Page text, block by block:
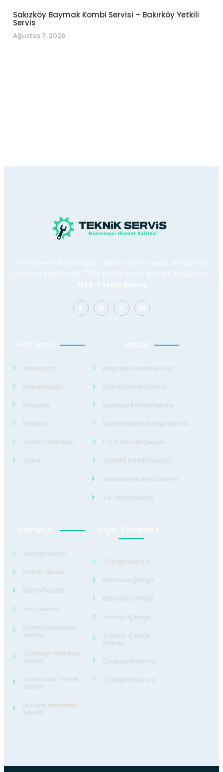
Sakızköy Baymak Kombi Servisi – Bakırköy Yetkili
Servis
Ağustos 7, 2026
Profesyonel Beyaz Eşya Teknik Servisi olarak, arızalarınızı
yerinizde tespit edip 7/24 teknik servis hizmeti sağlıyoruz.
7/24 Teknik Servis
Hızlı Menü
Anasayfa
Hakkımızda
Bölgeler
İletişim
Gizlilik Politikası
Galeri
Marka
Baymak Kombi Servisi
Bosch Kombi Servisi
Buderus Kombi Servisi
Demirdöküm Kombi Servisi
E.C.A Kombi Servisi
Valiant Kombi Servisi
Viessman Kombi Servisi
24 Teknik Servis
Hizmetler
Arçelik Servisi
Kombi Servisi
Klima Servisi
Fırın Servisi
Derin Dondurucu
Servisi
Çamaşır Makinesi
Servisi
Buzdolabı Teknik
Servisi
Bulaşık Makinesi
Servisi
Diğer Sitelerimiz
Çilingir Hocası
Bornova Çilingir
Bayraklı Çilingir
Torbalı Çilingir
Torbalı Çilingir
Hocası
Coşkun Anahtar
Çilingir Hocası 2